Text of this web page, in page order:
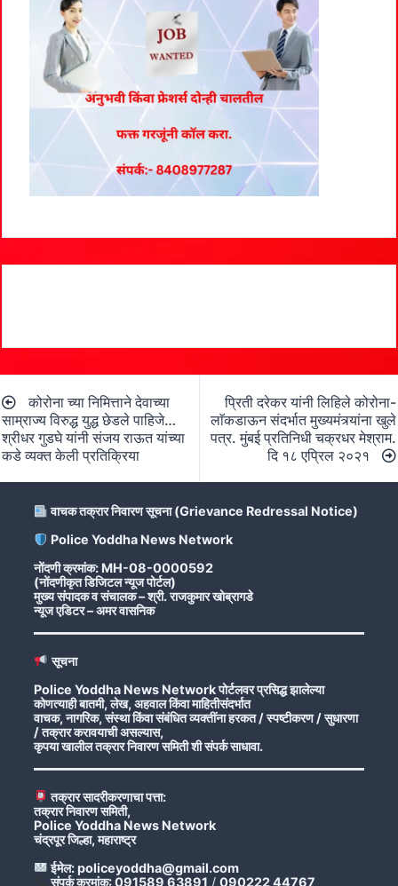
navigation
कोरोना च्या निमित्ताने देवाच्या
साम्राज्य विरुद्ध युद्ध छेडले पाहिजे…
श्रीधर गुडघे यांनी संजय राऊत यांच्या
कडे व्यक्त केली प्रतिक्रिया
प्रिती दरेकर यांनी लिहिले कोरोना-
लाॅकडाऊन संदर्भात मुख्यमंत्र्यांना खुले
पत्र. मुंबई प्रतिनिधी चक्रधर मेश्राम.
दि १८ एप्रिल २०२१
वाचक तक्रार निवारण सूचना (Grievance Redressal Notice)
Police Yoddha News Network
नोंदणी क्रमांक: MH-08-0000592
(नोंदणीकृत डिजिटल न्यूज पोर्टल)
मुख्य संपादक व संचालक – श्री. राजकुमार खोब्रागडे
न्यूज एडिटर – अमर वासनिक
सूचना
Police Yoddha News Network पोर्टलवर प्रसिद्ध झालेल्या
कोणत्याही बातमी, लेख, अहवाल किंवा माहितीसंदर्भात
वाचक, नागरिक, संस्था किंवा संबंधित व्यक्तींना हरकत / स्पष्टीकरण / सुधारणा
/ तक्रार करावयाची असल्यास,
कृपया खालील तक्रार निवारण समिती शी संपर्क साधावा.
तक्रार सादरीकरणाचा पत्ता:
तक्रार निवारण समिती,
Police Yoddha News Network
चंद्रपूर जिल्हा, महाराष्ट्र
ईमेल: policeyoddha@gmail.com
संपर्क क्रमांक: 091589 63891 / 090222 44767